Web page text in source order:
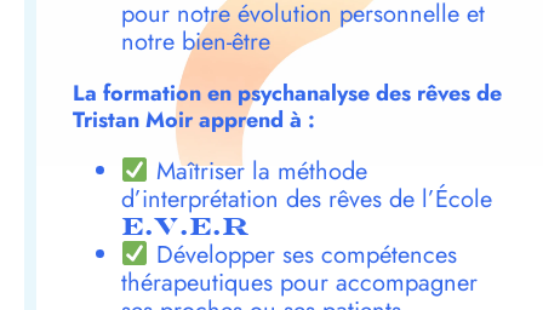
pour notre évolution personnelle et
notre bien-être
La formation en psychanalyse des rêves de
Tristan Moir apprend à :
Maîtriser la méthode
d’interprétation des rêves de l’École
E.V.E.R
Développer ses compétences
thérapeutiques pour accompagner